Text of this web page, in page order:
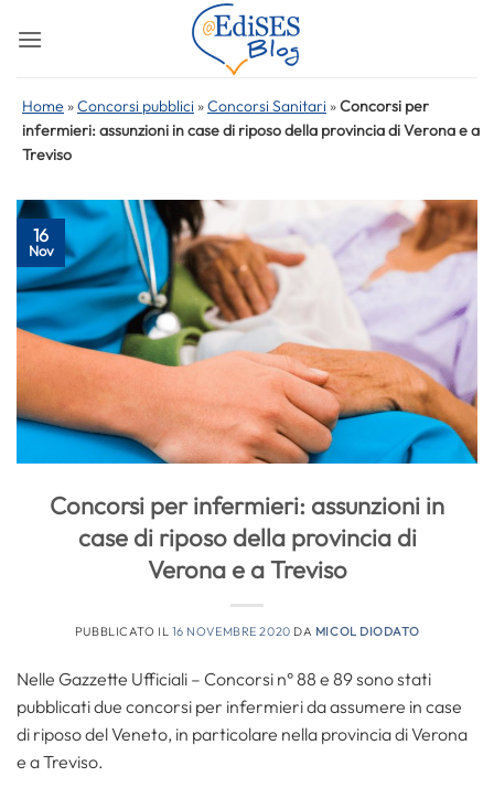
Home »Concorsi pubblici »Concorsi Sanitari »Concorsi per
infermieri: assunzioni in case di riposo della provincia di Verona e a
Treviso
16
Nov
Concorsi per infermieri: assunzioni in
case di riposo della provincia di
Verona e a Treviso
PUBBLICATO IL 16 NOVEMBRE 2020 DA MICOL DIODATO
Nelle Gazzette Ufficiali – Concorsi n° 88 e 89 sono stati
pubblicati due concorsi per infermieri da assumere in case
di riposo del Veneto, in particolare nella provincia di Verona
e a Treviso.